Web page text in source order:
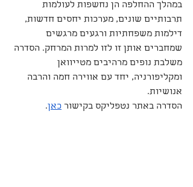
במהלך ההחלפה הן נחשפות לעולמות
תרבותיים שונים, מערכות יחסים חדשות,
דילמות משפחתיות ורגעים מרגשים
שמחברים אותן זו לזו למרות המרחק. הסדרה
משלבת נופים מרהיבים מטייוואן
ומקליפורניה, יחד עם אווירה חמה והרבה
אנושיות.
הסדרה באתר נטפליקס בקישור כאן.